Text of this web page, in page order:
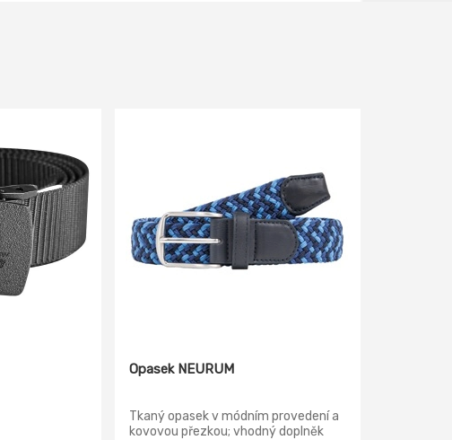
Opasek NEURUM
Tkaný opasek v módním provedení a
kovovou přezkou; vhodný doplněk